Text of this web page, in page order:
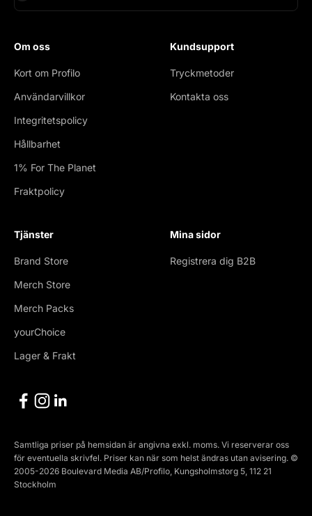
Om oss
Kort om Profilo
Användarvillkor
Integritetspolicy
Hållbarhet
1% For The Planet
Fraktpolicy
Kundsupport
Tryckmetoder
Kontakta oss
Tjänster
Brand Store
Merch Store
Merch Packs
yourChoice
Lager & Frakt
Mina sidor
Registrera dig B2B
Samtliga priser på hemsidan är angivna exkl. moms. Vi reserverar oss
för eventuella skrivfel. Priser kan när som helst ändras utan avisering. ©
2005-2026 Boulevard Media AB/Profilo, Kungsholmstorg 5, 112 21
Stockholm